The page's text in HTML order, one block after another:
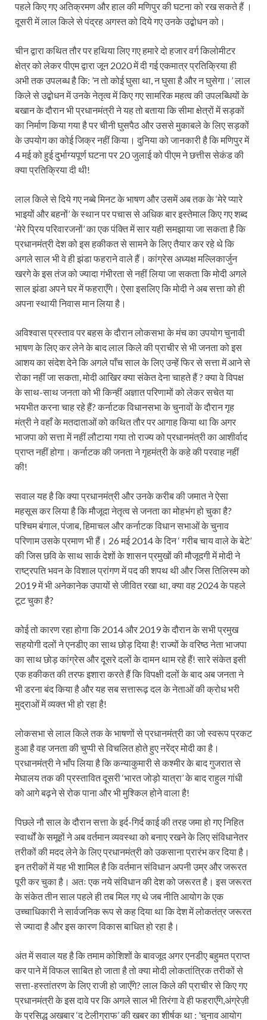
पहले किए गए अतिक्रमण और हाल की मणिपुर की घटना को रख सकते हैं ।
दूसरी में लाल किले से पंद्रह अगस्त को दिये गए उनके उद्बोधन को।
चीन द्वारा कथित तौर पर हथिया लिए गए हमारे दो हजार वर्ग किलोमीटर
क्षेत्र को लेकर पीएम द्वारा जून 2020 में दी गई एकमात्र प्रतिक्रिया ही
अभी तक उपलब्ध है कि: ’न तो कोई घुसा था, न घुसा है और न घुसेगा।’ लाल
किले से उद्बोधन में उनके नेतृत्व में किए गए सामरिक महत्व की उपलब्धियों के
बखान के दौरान भी प्रधानमंत्री ने यह तो बताया कि सीमा क्षेत्रों में सड़कों
का निर्माण किया गया है पर चीनी घुसपैठ और उससे मुकाबले के लिए सड़कों
के उपयोग का कोई जिक्र नहीं किया। दुनिया को जानकारी है कि मणिपुर में
4 मई को हुई दुर्भाग्यपूर्ण घटना पर 20 जुलाई को पीएम ने छत्तीस सेकंड की
क्या प्रतिक्रिया दी थी!
लाल किले से दिये गए नब्बे मिनट के भाषण और उसमें अब तक के ‘मेरे प्यारे
भाइयों और बहनों’ के स्थान पर पचास से अधिक बार इस्तेमाल किए गए शब्द
‘मेरे प्रिय परिवारजनों’ का एक पंक्ति में सार यही समझाया जा सकता है कि
प्रधानमंत्री देश को इस हकीकत से सामने के लिए तैयार कर रहे थे कि
अगले साल भी वे ही झंडा फहराने वाले हैं। कांग्रेस अध्यक्ष मल्लिकार्जुन
खरगे के इस तंज को ज्यादा गंभीरता से नहीं लिया जा सकता कि मोदी अगले
साल झंडा अपने घर में फहराएँगे। ऐसा इसलिए कि मोदी ने अब सत्ता को ही
अपना स्थायी निवास मान लिया है।
अविश्वास प्रस्ताव पर बहस के दौरान लोकसभा के मंच का उपयोग चुनावी
भाषण के लिए कर लेने के बाद लाल किले की प्राचीर से भी जनता को इस
आशय का संदेश देने कि अगले पाँच साल के लिए उन्हें फिर से सत्ता में आने से
रोका नहीं जा सकता, मोदी आखिर क्या संकेत देना चाहते हैं ? क्या वे विपक्ष
के साथ-साथ जनता को भी किन्हीं अज्ञात परिणामों को लेकर सचेत या
भयभीत करना चाह रहे हैं? कर्नाटक विधानसभा के चुनावों के दौरान गृह
मंत्री ने वहाँ के मतदाताओं को कथित तौर पर आगाह किया था कि अगर
भाजपा को सत्ता में नहीं लौटाया गया तो राज्य को प्रधानमंत्री का आशीर्वाद
प्राप्त नहीं होगा। कर्नाटक की जनता ने गृहमंत्री के कहे की परवाह नहीं
की!
सवाल यह है कि क्या प्रधानमंत्री और उनके करीब की जमात ने ऐसा
महसूस कर लिया है कि मौजूदा नेतृत्व से जनता का मोहभंग हो चुका है?
पश्चिम बंगाल, पंजाब, हिमाचल और कर्नाटक विधान सभाओं के चुनाव
परिणाम उसके प्रमाण भी हैं। 26 मई 2014 के दिन ‘ गरीब चाय वाले के बेटे’
की जिस छवि के साथ सार्क देशों के शासन प्रमुखों की मौजूदगी में मोदी ने
राष्ट्रपति भवन के विशाल प्रांगण में पद की शपथ थी और जिस तिलिस्म को
2019 में भी अनेकानेक उपायों से जीवित रखा था, क्या वह 2024 के पहले
टूट चुका है?
कोई तो कारण रहा होगा कि 2014 और 2019 के दौरान के सभी प्रमुख
सहयोगी दलों ने एनडीए का साथ छोड़ दिया है! राज्यों के वरिष्ठ नेता भाजपा
का साथ छोड़ कांग्रेस और दूसरे दलों के दामन थाम रहे हैं! सारे संकेत इसी
एक हकीकत की तरफ इशारा करते हैं कि विपक्षी दलों के बाद अब जनता ने
भी डरना बंद किया है और यह सब सत्तारूढ़ दल के नेताओं की क्रोध भरी
मुद्राओं में व्यक्त भी हो रहा है!
लोकसभा से लाल किले तक के भाषणों से प्रधानमंत्री का जो स्वरूप प्रकट
हुआ है वह जनता की चुप्पी से विचलित होते हुए नरेंद्र मोदी का है।
प्रधानमंत्री ने भाँप लिया है कि कन्याकुमारी से कश्मीर के बाद गुजरात से
मेघालय तक की प्रस्तावित दूसरी ‘भारत जोड़ो यात्रा’ के बाद राहुल गांधी
को आगे बढ़ने से रोक पाना और भी मुश्किल होने वाला है!
पिछले नौ साल के दौरान सत्ता के इर्द-गिर्द काई की तरह जमा हो गए निहित
स्वार्थों के समूहों ने अब वर्तमान व्यवस्था को बनाए रखने के लिए संविधानेतर
तरीकों की मदद लेने के लिए प्रधानमंत्री को उकसाना प्रारंभ कर दिया है।
इन तरीकों में यह भी शामिल है कि वर्तमान संविधान अपनी उम्र और जरूरत
पूरी कर चुका है। अतः एक नये संविधान की देश को जरूरत है। इस जरूरत
के संकेत तीन साल पहले ही तब मिल गए थे जब नीति आयोग के एक
उच्चाधिकारी ने सार्वजनिक रूप से कह दिया था कि देश में लोकतंत्र जरूरत
से ज्यादा है और इस कारण विकास बाधित हो रहा है।
अंत में सवाल यह है कि तमाम कोशिशों के बावजूद अगर एनडीए बहुमत प्राप्त
कर पाने में विफल साबित हो जाता है तो क्या मोदी लोकतांत्रिक तरीकों से
सत्ता-हस्तांतरण के लिए राजी हो जाएँगे? लाल किले की प्राचीर से किए गए
प्रधानमंत्री के इस दावे पर कि अगले साल भी तिरंगा वे ही फहराएँगे,अंग्रेज़ी
के प्रसिद्ध अखबार ‘द टेलीग्राफ’ की खबर का शीर्षक था : ’चुनाव आयोग